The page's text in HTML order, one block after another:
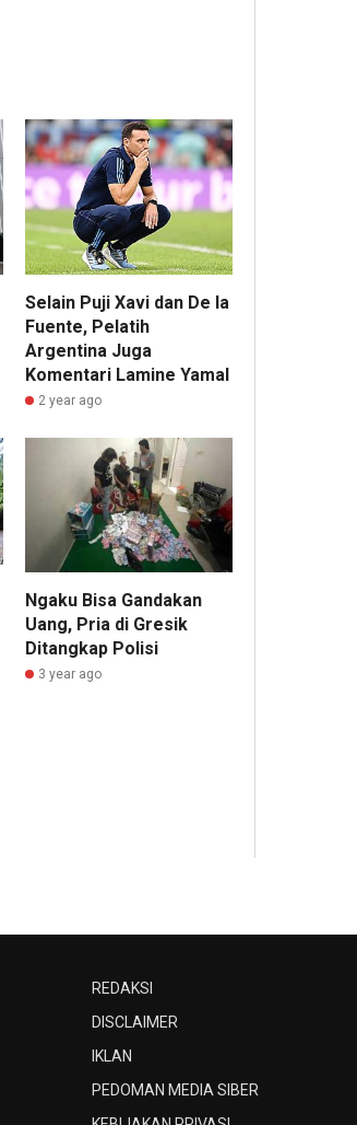
Selain Puji Xavi dan De la
Fuente, Pelatih
Argentina Juga
Komentari Lamine Yamal
2 year ago
Ngaku Bisa Gandakan
Uang, Pria di Gresik
Ditangkap Polisi
3 year ago
REDAKSI
DISCLAIMER
IKLAN
PEDOMAN MEDIA SIBER